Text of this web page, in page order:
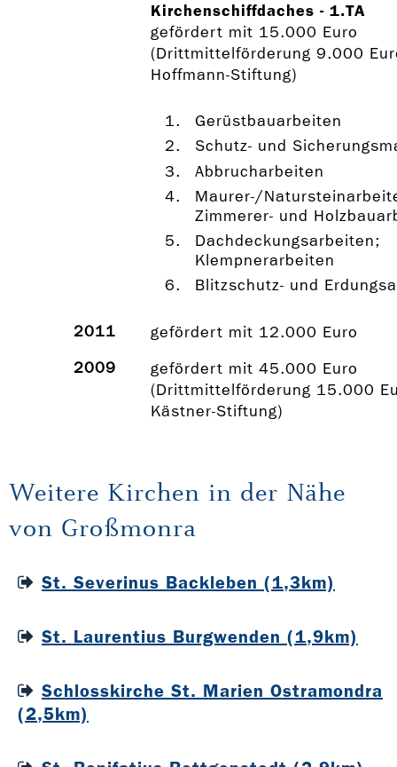
Kirchenschiffdaches - 1.TA
gefördert mit 15.000 Euro
(Drittmittelförderung 9.000
Hoffmann-Stiftung)
Gerüstbauarbeiten
Schutz- und
Abbrucharbeiten
Maurer-/
Zimmerer- und
Dachdeckungsarbeiten;
Klempnerarbeiten
Blitzschutz- und
2011
gefördert mit 12.000 Euro
2009
gefördert mit 45.000 Euro
(Drittmittelförderung 15.000
Kästner-Stiftung)
Weitere Kirchen in der Nähe
von Großmonra
St. Severinus Backleben (1,3km)
St. Laurentius Burgwenden (1,9km)
Schlosskirche St. Marien Ostramondra
(2,5km)